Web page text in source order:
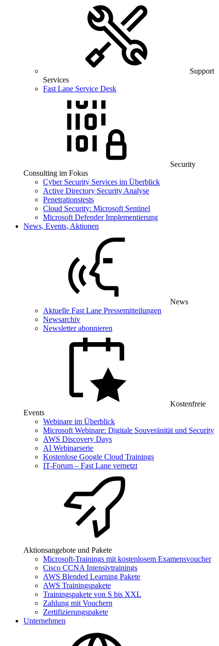
Support
Services
Fast Lane Service Desk
Security
Consulting im Fokus
Cyber Security Services im Überblick
Active Directory Security Analyse
Penetrationstests
Cloud Security: Microsoft Sentinel
Microsoft Defender Implementierung
News, Events, Aktionen
News
Aktuelle Fast Lane Pressemitteilungen
Newsarchiv
Newsletter abonnieren
Kostenfreie
Events
Webinare im Überblick
Microsoft Webinare: Digitale Souveränität und Security
AWS Discovery Days
AI Webinarserie
Kostenlose Google Cloud Trainings
IT-Forum – Fast Lane vernetzt
Aktionsangebote und Pakete
Microsoft-Trainings mit kostenlosem Examensvoucher
Cisco CCNA Intensivtrainings
AWS Blended Learning Pakete
AWS Trainingspakete
Trainingspakete von S bis XXL
Zahlung mit Vouchern
Zertifizierungspakete
Unternehmen